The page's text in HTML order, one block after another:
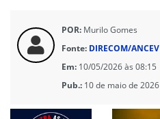
POR: Murilo Gomes
Fonte: DIRECOM/ANCEV
Em: 10/05/2026 às 08:15
Pub.: 10 de maio de 2026